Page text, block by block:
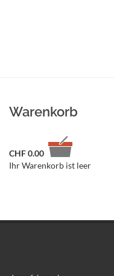
Warenkorb
CHF0.00
Ihr Warenkorb ist leer